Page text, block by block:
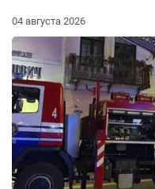
04 августа 2026